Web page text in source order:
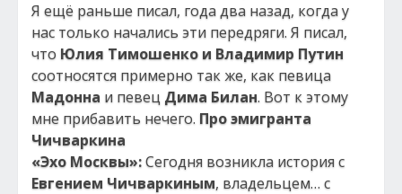
Я ещё раньше писал, года два назад, когда у
нас только начались эти передряги. Я писал,
что Юлия Тимошенко и Владимир Путин
соотносятся примерно так же, как певица
Мадонна и певец Дима Билан. Вот к этому
мне прибавить нечего. Про эмигранта
Чичваркина
«Эхо Москвы»:Сегодня возникла история с
Евгением Чичваркиным, владельцем… с